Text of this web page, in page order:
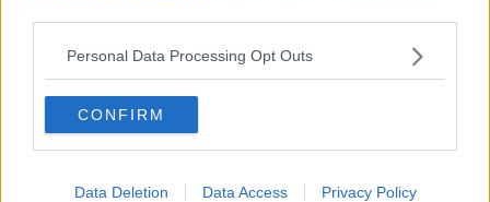
Personal Data Processing Opt Outs
CONFIRM
Data Deletion Data Access Privacy Policy
"Il torrente Esse a Foiano della Chiana è oltre il secondo livello di
guardia, allagamenti anche nel territorio di Monte San Savino con
interventi in corso del sistema di Protezione Civile" così il
presidente della Regione Toscana, Eugenio Giani, su Telegram